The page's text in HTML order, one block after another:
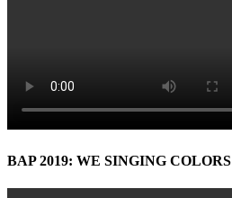
BAP 2019: WE SINGING COLORS